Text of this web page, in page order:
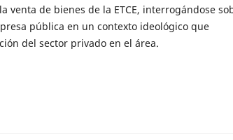
venta de bienes de la ETCE, interrogándose
pública en un contexto ideológico que
del sector privado en el área.